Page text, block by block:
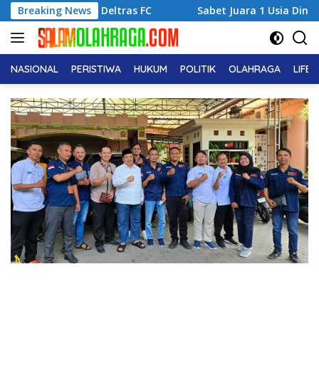
Langsung
ke
konten
Breaking News
Deltras FC Sabet Juara 1 Usia Dini, Adena Zahra
NASIONAL PERISTIWA HUKUM POLITIK OLAHRAGA